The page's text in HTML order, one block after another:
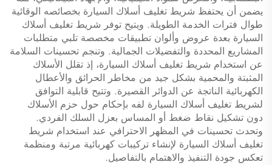
يضمن أن يحتفظ شريط تغليف أسلاك السيارة بخصائصه الوقائية
طوال فترات الخدمة الطويلة. ويتيح توفر شريط تغليف أسلاك
السيارة بعدة عروض وألوان تطبيقات مخصصة تلبي متطلبات
المشاريع المحددة والتفضيلات الجمالية. وتنجم تحسينات السلامة
عن استخدام شريط تغليف أسلاك السيارة، إذ تقلل الأسلاك
المثبتة والمحمية بشكل جيد من مخاطر الحرائق والأعطال
الكهربائية الناتجة عن الدوائر القصيرة. وتتيح قابلية التوافق
لشريط تغليف أسلاك السيارة لفه بإحكام حول حزم الأسلاك
دون تشكيل نقاط ضغط أو المساس بعزل السلك الفردي.
وتحدث تحسينات في المظهر الاحترافي عند استخدام شريط
تغليف أسلاك السيارة لإنشاء تركيبات كهربائية مرتبة ومنظمة
تعكس جودة التنفيذ والاهتمام بالتفاصيل.